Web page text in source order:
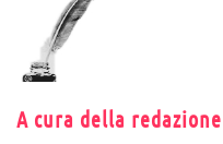
A cura della redazione